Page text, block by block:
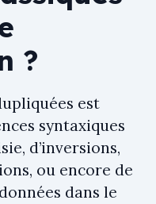
?
est
syntaxiques
d’inversions,
ou encore de
dans le